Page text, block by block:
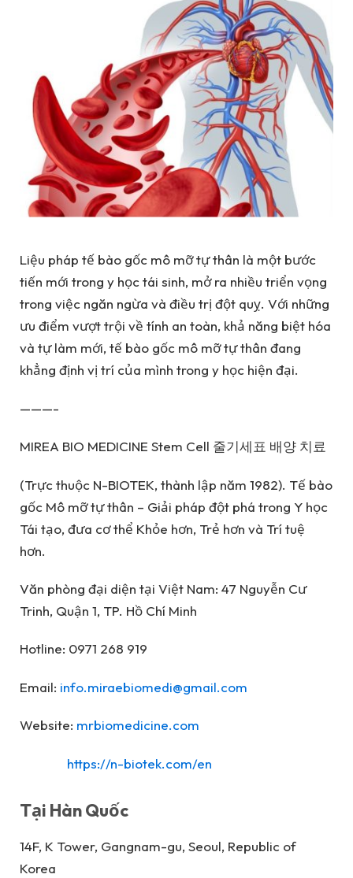
Liệu pháp tế bào gốc mô mỡ tự thân là một bước
tiến mới trong y học tái sinh, mở ra nhiều triển vọng
trong việc ngăn ngừa và điều trị đột quỵ. Với những
ưu điểm vượt trội về tính an toàn, khả năng biệt hóa
và tự làm mới, tế bào gốc mô mỡ tự thân đang
khẳng định vị trí của mình trong y học hiện đại.
———-
MIREA BIO MEDICINE Stem Cell 줄기세표 배양 치료
(Trực thuộc N-BIOTEK, thành lập năm 1982). Tế bào
gốc Mô mỡ tự thân – Giải pháp đột phá trong Y học
Tái tạo, đưa cơ thể Khỏe hơn, Trẻ hơn và Trí tuệ
hơn.
Văn phòng đại diện tại Việt Nam: 47 Nguyễn Cư
Trinh, Quận 1, TP. Hồ Chí Minh
Hotline: 0971 268 919
Email: info.miraebiomedi@gmail.com
Website: mrbiomedicine.com
https://n-biotek.com/en
Tại Hàn Quốc
14F, K Tower, Gangnam-gu, Seoul, Republic of
Korea